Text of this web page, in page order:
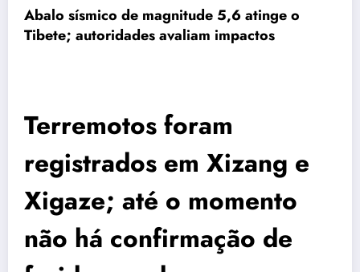
Abalo sísmico de magnitude 5,6 atinge o
Tibete; autoridades avaliam impactos
Terremotos foram
registrados em Xizang e
Xigaze; até o momento
não há confirmação de